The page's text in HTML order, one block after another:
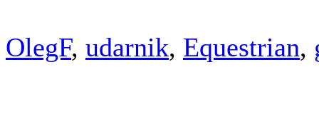
OlegF, udarnik, Equestrian,